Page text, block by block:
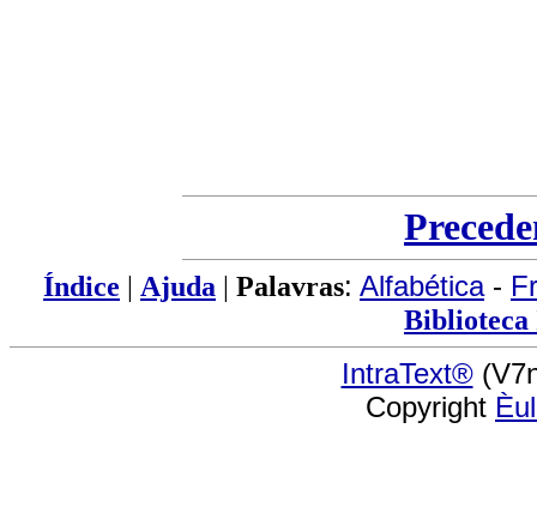
Índice | Ajuda | Palavras: Alfabética-
IntraText®
Copyright